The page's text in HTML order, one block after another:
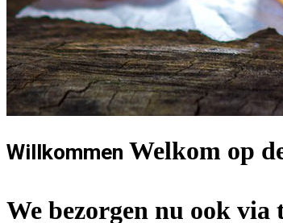
Willkommen Welkom op
We bezorgen nu ook via